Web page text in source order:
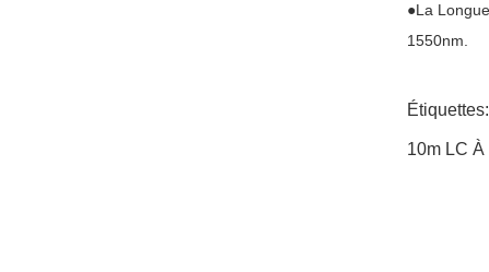
●la
1550nm.
Étiquettes:
10m LC